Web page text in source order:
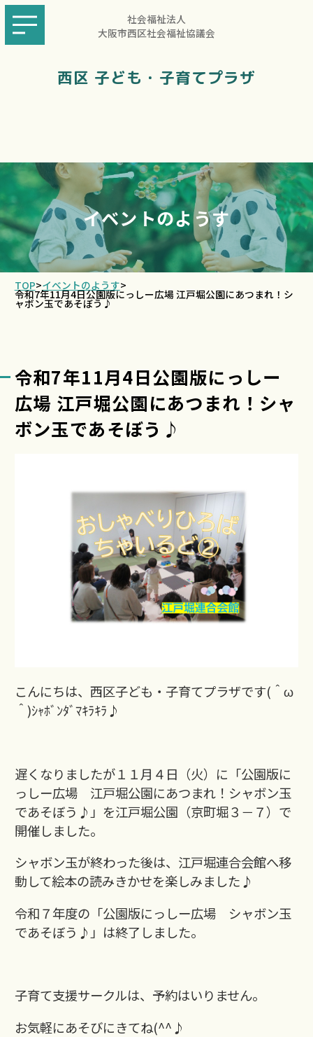
社会福祉法人
大阪市西区社会福祉協議会
西区 子ども・子育てプラザ
イベントのようす
TOP>イベントのようす>
令和7年11月4日公園版にっしー広場 江戸堀公園にあつまれ！シ
ャボン玉であそぼう♪
令和7年11月4日公園版にっしー
広場 江戸堀公園にあつまれ！シャ
ボン玉であそぼう♪
こんにちは、西区子ども・子育てプラザです(＾ω
＾)ｼｬﾎﾞﾝﾀﾞﾏｷﾗｷﾗ♪
遅くなりましたが１１月４日（火）に「公園版に
っしー広場 江戸堀公園にあつまれ！シャボン玉
であそぼう♪」を江戸堀公園（京町堀３－７）で
開催しました。
シャボン玉が終わった後は、江戸堀連合会館へ移
動して絵本の読みきかせを楽しみました♪
令和７年度の「公園版にっしー広場 シャボン玉
であそぼう♪」は終了しました。
子育て支援サークルは、予約はいりません。
お気軽にあそびにきてね(^^♪